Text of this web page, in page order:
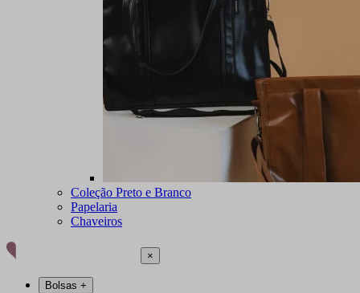
Coleção Preto e Branco
Papelaria
Chaveiros
×
Bolsas +